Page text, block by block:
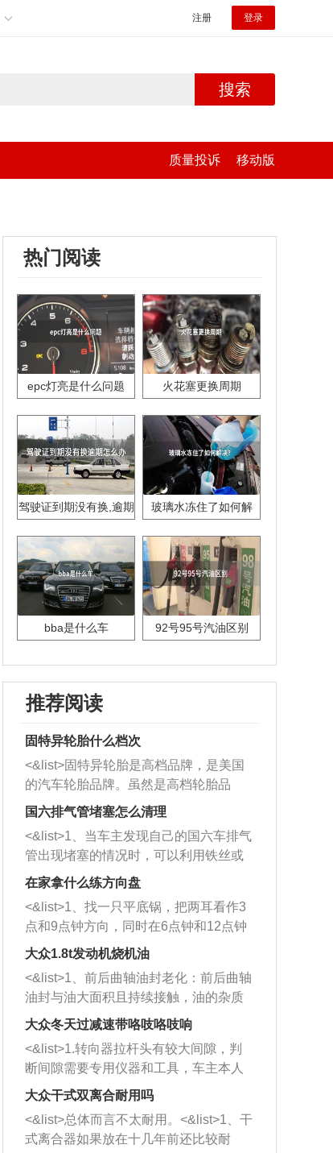
注册 登录
搜索
质量投诉 移动版
热门阅读
epc灯亮是什么问题 火花塞更换周期
驾驶证到期没有换,逾期
玻璃水冻住了如何解
bba是什么车 92号95号汽油区别
推荐阅读
固特异轮胎什么档次
<&list>固特异轮胎是高档品牌，是美国
的汽车轮胎品牌。虽然是高档轮胎品
牌，但是中高低端的轮胎都有生产，这
也是为了更好的开拓市场。
国六排气管堵塞怎么清理
<&list>1、当车主发现自己的国六车排气
管出现堵塞的情况时，可以利用铁丝或
者是细棍，直接将杂物给取出来，如果
堵塞情况比较严重，也可以采取应急措
施。 <&list>2、直接利用木棍将所有的
杂物推到排气管里面的位置处，然后将
三元催化器拆解开，就可以将堵塞的东
西取出来。但如果是因为积碳过多引起
的堵塞，就需要将三元催化器泡在草酸
洗剂对堵塞的情况得到解决，将清洗剂
放在燃油箱中，与燃油混合后，车辆启
动时，就可以和汽油一起进入到燃烧
室，最后形成废气排出，就可以让三元
催化器得到清洗，排气管堵塞的情况就
能够得到解决。
在家拿什么练方向盘
<&list>1、找一只平底锅，把两耳看作3
点和9点钟方向，同时在6点钟和12点钟
方向做一个标记。 <&list>2、双手握住
一圈半的练习，往右同样也要打相同的
圈数。 <&list>3、最后强调要反复练
习，这样就可以形成肌肉记忆，在真实
驾驶车辆时，不需要记忆也能打好方
向。
大众1.8t发动机烧机油
<&list>1、前后曲轴油封老化：前后曲轴
油封与油大面积且持续接触，油的杂质
和发动机内持续温度变化使其密封效果
逐渐减弱，导致渗油或漏油。<&list>2、
活塞间隙过大：积碳会使活塞环与缸体
的间隙扩大，导致机油流入燃烧室中，
造成烧机油。<&list>3、机油粘度。使用
机油粘度过小的话，同样会有烧机油现
象，机油粘度过小具有很好的流动性，
大众冬天过减速带咯吱咯吱响
<&list>1.转向器拉杆头有较大间隙，判
断间隙需要专用仪器和工具，车主本人
无法制作，需要将车辆送到修理厂或4s
店；<&list>2.车辆半轴套管防尘罩破
裂，破裂后会出现漏油现象，使半轴磨
损严重，磨损的半轴容易损坏，产生异
大众干式双离合耐用吗
<&list>总体而言不太耐用。<&list>1、干
式离合器如果放在十几年前还比较耐